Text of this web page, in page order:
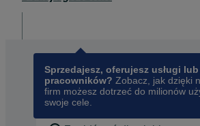
Sprzedajesz, oferujesz usługi
pracowników? Zobacz, jak dzięki
firm możesz dotrzeć do milionów
swoje cele.